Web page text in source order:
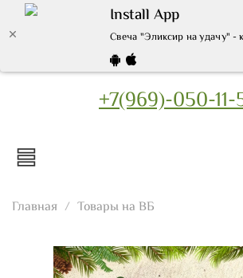
Install App
Свеча "Эликсир на удачу" -
+7(969)-050-
Главная Товары на ВБ